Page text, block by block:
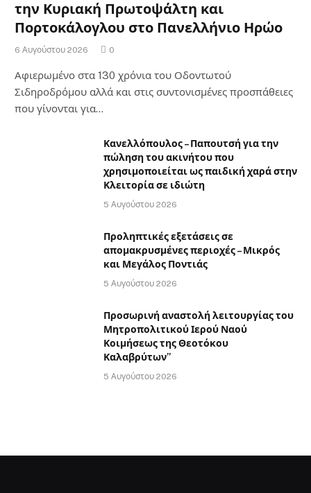
την Κυριακή Πρωτοψάλτη και
Πορτοκάλογλου στο Πανελλήνιο Ηρώο
6 Αυγούστου 2026 0
Αφιερωμένο στα 130 χρόνια του Οδοντωτού
Σιδηροδρόμου αλλά και στις συντονισμένες προσπάθειες
που γίνονται για…
Κανελλόπουλος – Παπουτσή για την
πώληση του ακινήτου που
χρησιμοποιείται ως παιδική χαρά στην
Κλειτορία σε ιδιώτη
5 Αυγούστου 2026
Προληπτικές εξετάσεις σε
απομακρυσμένες περιοχές – Μικρός
και Μεγάλος Ποντιάς
5 Αυγούστου 2026
Προσωρινή αναστολή λειτουργίας του
Μητροπολιτικού Ιερού Ναού
Κοιμήσεως της Θεοτόκου
Καλαβρύτων”
5 Αυγούστου 2026